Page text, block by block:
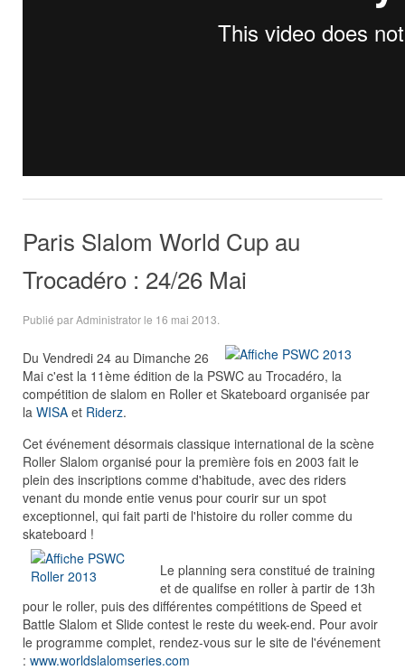
Paris Slalom World Cup au
Trocadéro : 24/26 Mai
Publié par Administrator le 16 mai 2013
Du Vendredi 24 au Dimanche 26
Mai c'est la 11ème édition de la PSWC au Trocadéro, la
compétition de slalom en Roller et Skateboard organisée par
la WISA et Riderz.
Cet événement désormais classique international de la scène
Roller Slalom organisé pour la première fois en 2003 fait le
plein des inscriptions comme d'habitude, avec des riders
venant du monde entie venus pour courir sur un spot
exceptionnel, qui fait parti de l'histoire du roller comme du
skateboard !
Le planning sera constitué de training
et de qualifse en roller à partir de 13h
pour le roller, puis des différentes compétitions de Speed et
Battle Slalom et Slide contest le reste du week-end. Pour avoir
le programme complet, rendez-vous sur le site de l'événement
: www.worldslalomseries.com